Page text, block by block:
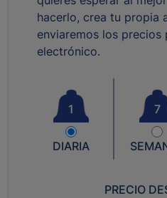
hacerlo, crea tu propia
enviaremos los precios
electrónico.
1
DIARIA
7
PRECIO